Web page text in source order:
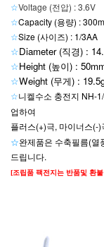
☆Voltage (전압) : 3.6V
☆Capacity (용량) :
☆Size (사이즈) : 1/3AA
☆Diameter (직경) :
☆Height (높이) :
☆Weight (무게) :
☆니켈수소 충전지 NH-
업하여
플러스(+)극, 마이너스(-)
☆완제품은 수축필름(열
드립니다.
[조립품 팩전지는 반품및 환